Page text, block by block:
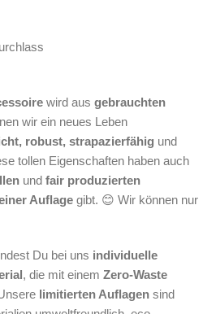
wird aus gebrauchten
wir ein neues Leben
robust, strapazierfähig und
tollen Eigenschaften haben auch
und fair produzierten
Auflage gibt. 😊 Wir können nur
Du bei uns individuelle
, die mit einem Zero-Waste
limitierten Auflagen sind